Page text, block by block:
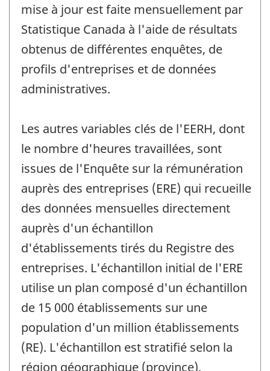
mise à jour est faite mensuellement par
Statistique Canada à l'aide de résultats
obtenus de différentes enquêtes, de
profils d'entreprises et de données
administratives.
Les autres variables clés de l'EERH, dont
le nombre d'heures travaillées, sont
issues de l'Enquête sur la rémunération
auprès des entreprises (ERE) qui recueille
des données mensuelles directement
auprès d'un échantillon
d'établissements tirés du Registre des
entreprises. L'échantillon initial de l'ERE
utilise un plan composé d'un échantillon
de 15 000 établissements sur une
population d'un million établissements
(RE). L'échantillon est stratifié selon la
région géographique (province),